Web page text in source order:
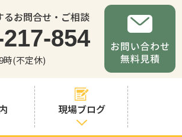
お問合せ・ご相談
854
時(不定休)
現場ブログ